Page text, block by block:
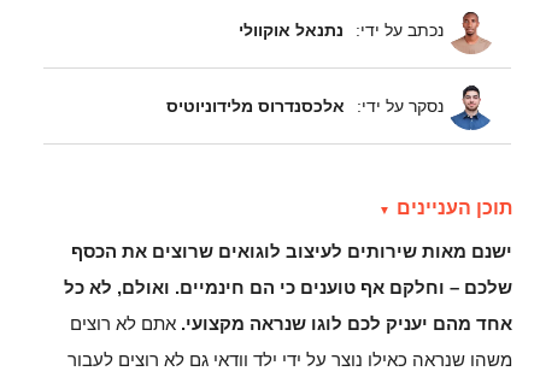
נסקר על ידי: אלכסנדרוס מלידוניוטיס
נכתב על ידי: נתנאל אוקוולי
תוכן העניינים‎‎
ישנם מאות שירותים לעיצוב לוגואים שרוצים את הכסף
שלכם – וחלקם אף טוענים כי הם חינמיים. ואולם, לא כל
אחד מהם יעניק לכם לוגו שנראה מקצועי. אתם לא רוצים
משהו שנראה כאילו נוצר על ידי ילד וודאי גם לא רוצים לעבור